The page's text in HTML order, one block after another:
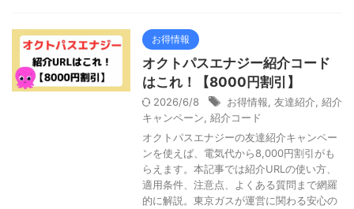
お得情報
オクトパスエナジー紹介コード
はこれ！【8000円割引】
2026/6/8 お得情報 友達紹介 紹介
キャンペーン 紹介コード
オクトパスエナジーの友達紹介キャンペー
ンを使えば、電気代から8,000円割引がも
らえます。本記事では紹介URLの使い方、
適用条件、注意点、よくある質問まで網羅
的に解説。東京ガスが運営に関わる安心の